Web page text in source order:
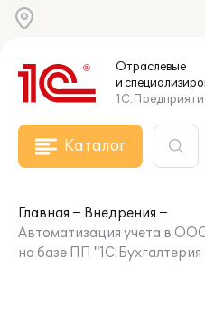
Отраслевые
и
Каталог
Главная
Внедрения
Автоматизация учета в
на базе ПП